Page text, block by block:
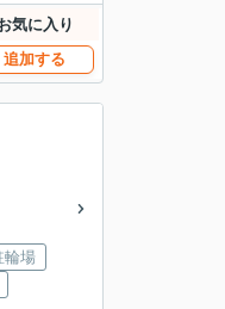
気に入り
追加する
輪場